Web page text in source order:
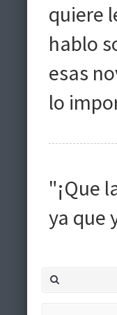
quiere
hablo
esas
lo
"¡Que
ya que